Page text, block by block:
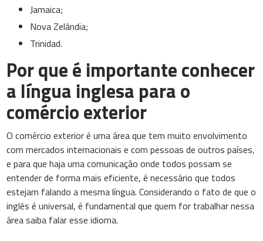
Jamaica;
Nova Zelândia;
Trinidad.
Por que é importante conhecer
a língua inglesa para o
comércio exterior
O comércio exterior é uma área que tem muito envolvimento
com mercados internacionais e com pessoas de outros países,
e para que haja uma comunicação onde todos possam se
entender de forma mais eficiente, é necessário que todos
estejam falando a mesma língua. Considerando o fato de que o
inglês é universal, é fundamental que quem for trabalhar nessa
área saiba falar esse idioma.